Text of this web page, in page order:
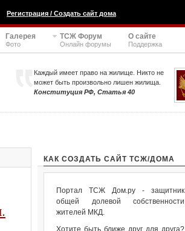
Регистрация / Создать сайт дома
Галерея
Фото
ТСЖ Форум
Онлайн форумы
О сайте
Поддержка
Каждый имеет право на жилище. Никто не
может быть произвольно лишен жилища.
Конституция РФ, Статья 40
КАК СОЗДАТЬ САЙТ ТСЖ/ДОМА
Портал ТСЖ Дом.ру - защитник
общей долевой собственности
жителей МКД.
Хотите быть ближе друг для друга?